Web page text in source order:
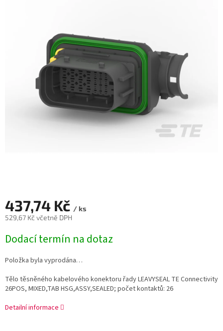
437,74 Kč / ks
529,67 Kč včetně DPH
cena:
Dodací termín na dotaz
Položka byla vyprodána…
Tělo těsněného kabelového konektoru řady LEAVYSEAL TE Connectivity
26POS, MIXED,TAB HSG,ASSY,SEALED; počet kontaktů: 26
Detailní informace